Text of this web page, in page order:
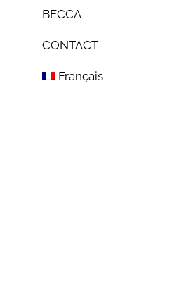
BECCA
CONTACT
Français